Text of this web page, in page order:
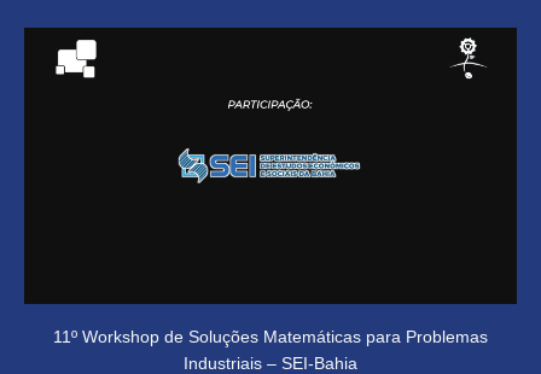
11º Workshop de Soluções Matemáticas para Problemas
Industriais – SEI-Bahia